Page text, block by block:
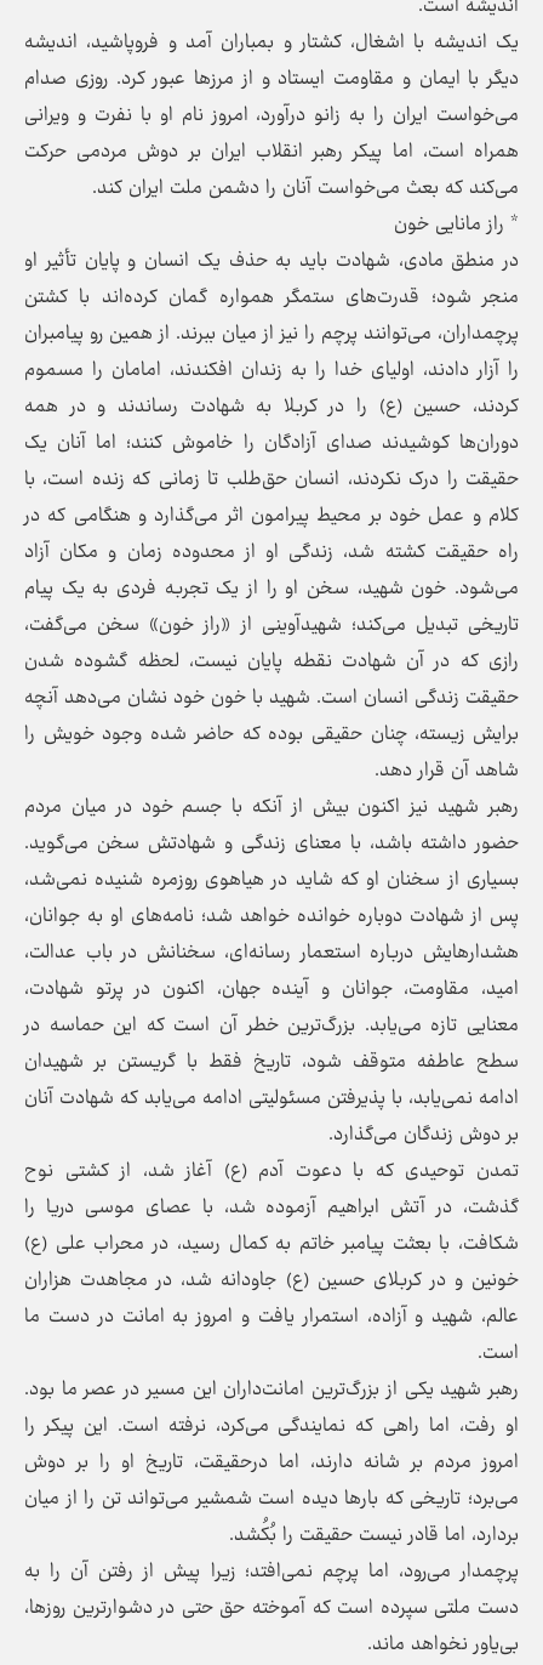
یک اندیشه با اشغال، کشتار و بمباران آمد و فروپاشید، اندیشه
دیگر با ایمان و مقاومت ایستاد و از مرزها عبور کرد. روزی صدام
می‌خواست ایران را به زانو درآورد، امروز نام او با نفرت و ویرانی
همراه است، اما پیکر رهبر انقلاب ایران بر دوش مردمی حرکت
می‌کند که بعث می‌خواست آنان را دشمن ملت ایران کند.
* راز مانایی خون
در منطق مادی، شهادت باید به حذف یک انسان و پایان تأثیر او
منجر شود؛ قدرت‌های ستمگر همواره گمان کرده‌اند با کشتن
پرچمداران، می‌توانند پرچم را نیز از میان ببرند. از همین رو پیامبران
را آزار دادند، اولیای خدا را به زندان افکندند، امامان را مسموم
کردند، حسین (ع) را در کربلا به شهادت رساندند و در همه
دوران‌ها کوشیدند صدای آزادگان را خاموش کنند؛ اما آنان یک
حقیقت را درک نکردند، انسان حق‌طلب تا زمانی که زنده است، با
کلام و عمل خود بر محیط پیرامون اثر می‌گذارد و هنگامی که در
راه حقیقت کشته شد، زندگی او از محدوده زمان و مکان آزاد
می‌شود. خون شهید، سخن او را از یک تجربه فردی به یک پیام
تاریخی تبدیل می‌کند؛ شهیدآوینی از «راز خون» سخن می‌گفت،
رازی که در آن شهادت نقطه پایان نیست، لحظه گشوده شدن
حقیقت زندگی انسان است. شهید با خون خود نشان می‌دهد آنچه
برایش زیسته، چنان حقیقی بوده که حاضر شده وجود خویش را
شاهد آن قرار دهد.
رهبر شهید نیز اکنون بیش از آنکه با جسم خود در میان مردم
حضور داشته باشد، با معنای زندگی و شهادتش سخن می‌گوید.
بسیاری از سخنان او که شاید در هیاهوی روزمره شنیده نمی‌شد،
پس از شهادت دوباره خوانده خواهد شد؛ نامه‌های او به جوانان،
هشدارهایش درباره استعمار رسانه‌ای، سخنانش در باب عدالت،
امید، مقاومت، جوانان و آینده جهان، اکنون در پرتو شهادت،
معنایی تازه می‌یابد. بزرگ‌ترین خطر آن است که این حماسه در
سطح عاطفه متوقف شود، تاریخ فقط با گریستن بر شهیدان
ادامه نمی‌یابد، با پذیرفتن مسئولیتی ادامه می‌یابد که شهادت آنان
بر دوش زندگان می‌گذارد.
تمدن توحیدی که با دعوت آدم (ع) آغاز شد، از کشتی نوح
گذشت، در آتش ابراهیم آزموده شد، با عصای موسی دریا را
شکافت، با بعثت پیامبر خاتم به کمال رسید، در محراب علی (ع)
خونین و در کربلای حسین (ع) جاودانه شد، در مجاهدت هزاران
عالم، شهید و آزاده، استمرار یافت و امروز به امانت در دست ما
است.
رهبر شهید یکی از بزرگ‌ترین امانت‌داران این مسیر در عصر ما بود.
او رفت، اما راهی که نمایندگی می‌کرد، نرفته است. این پیکر را
امروز مردم بر شانه دارند، اما درحقیقت، تاریخ او را بر دوش
می‌برد؛ تاریخی که بارها دیده است شمشیر می‌تواند تن را از میان
بردارد، اما قادر نیست حقیقت را بُکُشد.
پرچمدار می‌رود، اما پرچم نمی‌افتد؛ زیرا پیش از رفتن آن را به
دست ملتی سپرده است که آموخته حق حتی در دشوارترین روزها،
بی‌یاور نخواهد ماند.